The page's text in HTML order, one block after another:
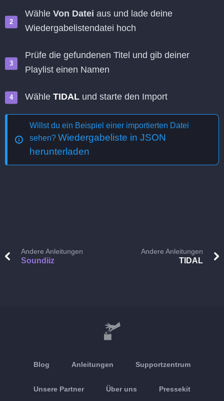
Wähle Von Datei aus und lade deine
Wiedergabelistendatei hoch
Prüfe die gefundenen Titel und gib deiner
Playlist einen Namen
Wähle TIDAL und starte den Import
Willst du ein Beispiel einer importierten Datei
sehen? Wiedergabeliste in JSON
herunterladen
Andere Anleitungen
Soundiiz
Andere Anleitungen
TIDAL
Blog Anleitungen Supportzentrum
Unsere Partner Über uns Pressekit